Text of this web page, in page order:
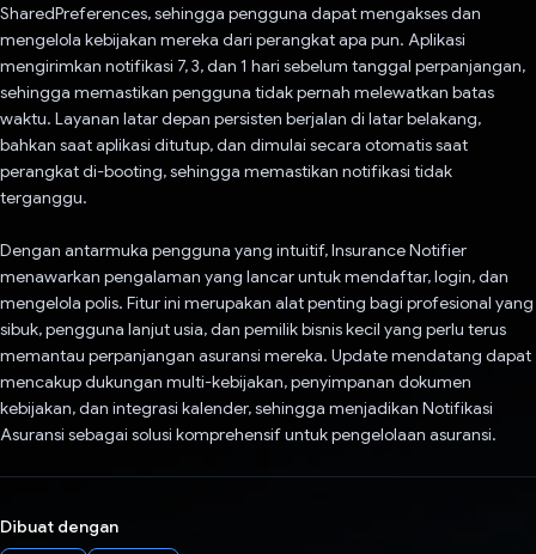
SharedPreferences, sehingga pengguna dapat mengakses dan
mengelola kebijakan mereka dari perangkat apa pun. Aplikasi
mengirimkan notifikasi 7, 3, dan 1 hari sebelum tanggal perpanjangan,
sehingga memastikan pengguna tidak pernah melewatkan batas
waktu. Layanan latar depan persisten berjalan di latar belakang,
bahkan saat aplikasi ditutup, dan dimulai secara otomatis saat
perangkat di-booting, sehingga memastikan notifikasi tidak
terganggu.
Dengan antarmuka pengguna yang intuitif, Insurance Notifier
menawarkan pengalaman yang lancar untuk mendaftar, login, dan
mengelola polis. Fitur ini merupakan alat penting bagi profesional yang
sibuk, pengguna lanjut usia, dan pemilik bisnis kecil yang perlu terus
memantau perpanjangan asuransi mereka. Update mendatang dapat
mencakup dukungan multi-kebijakan, penyimpanan dokumen
kebijakan, dan integrasi kalender, sehingga menjadikan Notifikasi
Asuransi sebagai solusi komprehensif untuk pengelolaan asuransi.
Dibuat dengan